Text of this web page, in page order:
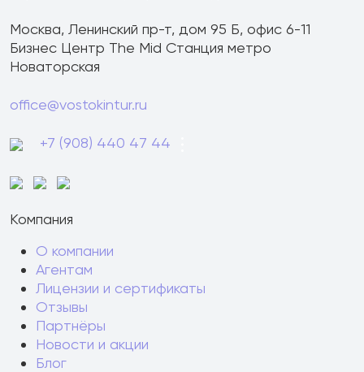
Компания
О компании
Агентам
Лицензии и сертификаты
Отзывы
Партнёры
Новости и акции
Блог
Москва, Ленинский пр-т, дом 95 Б, офис 6-11
Бизнес Центр The Mid Станция метро
Новаторская
office@vostokintur.ru
+7 (908) 440 47 44